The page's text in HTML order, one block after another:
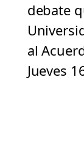
debate
al
Jueves